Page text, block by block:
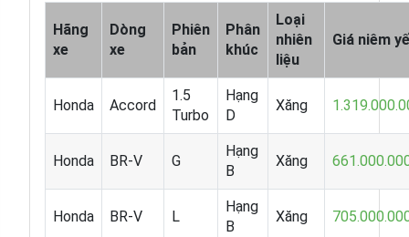
Hãng
xe
Dòng
xe
Phiên
bản
Phân
khúc
Loại
nhiên
liệu
Giá niêm
Honda Accord
1.5
Turbo
Hạng
D
Xăng
Honda BR-V G
Hạng
B
Xăng
Honda BR-V L
Hạng
B
Xăng